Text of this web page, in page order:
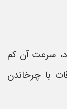
سرعت آن کم
با چرخاندن